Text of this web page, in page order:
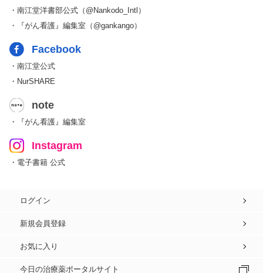
・南江堂洋書部公式（@Nankodo_Intl）
・『がん看護』編集室（@gankango）
Facebook
・南江堂公式
・NurSHARE
note
・『がん看護』編集室
Instagram
・電子書籍 公式
ログイン
新規会員登録
お気に入り
今日の治療薬ポータルサイト